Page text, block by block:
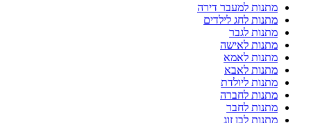
מתנות למעבר דירה
מתנות לחג לילדים
מתנות לגבר
מתנות לאישה
מתנות לאמא
מתנות לאבא
מתנות ליולדת
מתנות לחברה
מתנות לחבר
מתנות לבן זוג